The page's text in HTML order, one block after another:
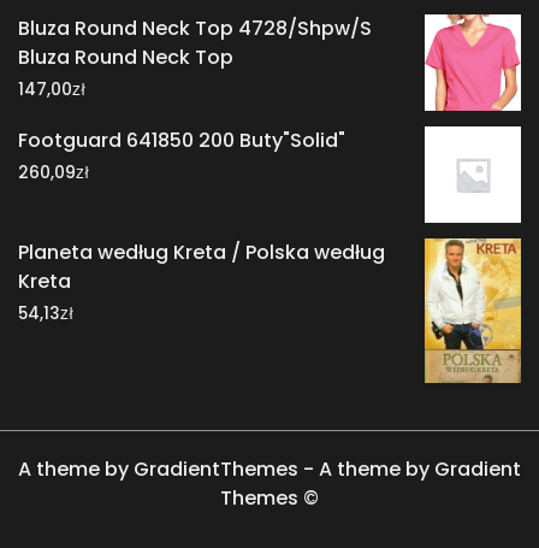
Bluza Round Neck Top 4728/Shpw/S
Bluza Round Neck Top
147,00zł
Footguard 641850 200 Buty"Solid"
260,09zł
Planeta według Kreta / Polska według
Kreta
54,13zł
A theme by GradientThemes - A theme by Gradient
Themes ©